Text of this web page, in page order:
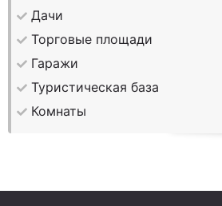
Дачи
Торговые площади
Гаражи
Туристическая база
Комнаты